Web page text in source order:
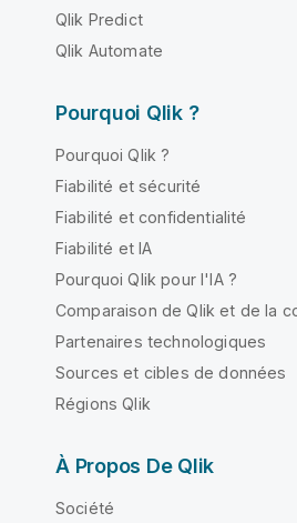
Qlik Predict
Qlik Automate
Pourquoi Qlik ?
Pourquoi Qlik ?
Fiabilité et sécurité
Fiabilité et confidentialité
Fiabilité et IA
Pourquoi Qlik pour l'IA ?
Comparaison de Qlik et de la
Partenaires technologiques
Sources et cibles de données
Régions Qlik
À Propos De Qlik
Société